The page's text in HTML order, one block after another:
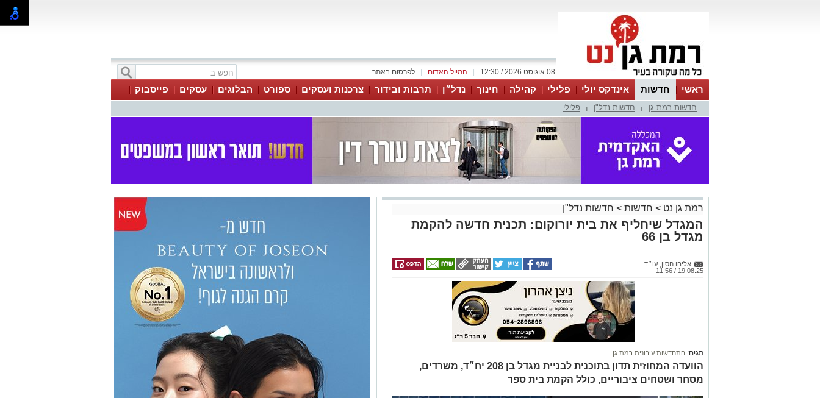
לפרסום באתר המייל האדום 08 אוגוסט 2026 / 12:30
ראשי חדשות אינדקס יולי פלילי קהילה חינוך נדל״ן תרבות ובידור צרכנות ועסקים ספורט הבלוגים עסקים
פייסבוק
ווטסאפ
חדשות רמת גן חדשות נדל"ן פלילי
רמת גן נט > חדשות > חדשות נדל"ן
המגדל שיחליף את בית יורוקום: תכנית חדשה להקמת
מגדל בן 66
אליהו חסון, עו״ד
19.08.25 / 11:56
תגים: התחדשות עירונית רמת גן
הוועדה המחוזית תדון בתוכנית לבניית מגדל בן 208 יח״ד, משרדים,
מסחר ושטחים ציבוריים, כולל הקמת בית ספר